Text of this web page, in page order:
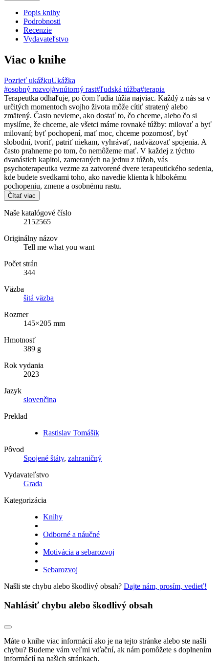
Popis knihy
Podrobnosti
Recenzie
Vydavateľstvo
Viac o knihe
Pozrieť ukážkuUkážka
#osobný rozvoj#vnútorný rast#ľudská túžba#terapia
Terapeutka odhaľuje, po čom ľudia túžia najviac. Každý z nás sa v
určitých momentoch svojho života môže cítiť stratený alebo
zmätený. Často nevieme, ako dostať to, čo chceme, alebo čo si
myslíme, že chceme, ale všetci máme rovnaké túžby: milovať a byť
milovaní; byť pochopení, mať moc, chceme pozornosť, byť
slobodní, tvoriť, patriť niekam, vyhrávať, nadväzovať spojenia. A
často prahneme po tom, čo nemôžeme mať. V každej z týchto
dvanástich kapitol, zameraných na jednu z túžob, vás
psychoterapeutka vezme za zatvorené dvere terapeutického sedenia,
kde budete svedkami toho, ako navedie klienta k hlbokému
pochopeniu, zmene a osobnému rastu.
Čítať viac
Naše katalógové číslo
2152565
Originálny názov
Tell me what you want
Počet strán
344
Väzba
šitá väzba
Rozmer
145×205 mm
Hmotnosť
389 g
Rok vydania
2023
Jazyk
slovenčina
Preklad
Rastislav Tomášik
Pôvod
Spojené štáty, zahraničný
Vydavateľstvo
Grada
Kategorizácia
Knihy
Odborné a náučné
Motivácia a sebarozvoj
Sebarozvoj
Našli ste chybu alebo škodlivý obsah? Dajte nám, prosím, vedieť!
Nahlásiť chybu alebo škodlivý obsah
Máte o knihe viac informácií ako je na tejto stránke alebo ste našli
chybu? Budeme vám veľmi vďační, ak nám pomôžete s doplnením
informácií na našich stránkach.